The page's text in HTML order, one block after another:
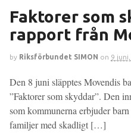
Faktorer som
rapport från
by Riksförbundet SIMON on 9
Den 8 juni släpptes Movendis
”Faktorer som skyddar”. Den
som kommunerna erbjuder
familjer med skadligt […]